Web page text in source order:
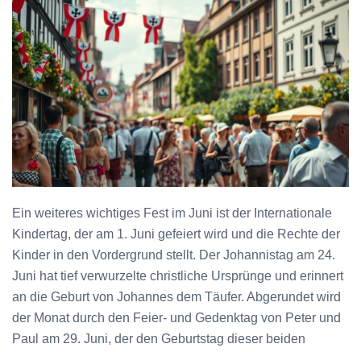
Ein weiteres wichtiges Fest im Juni ist der Internationale
Kindertag, der am 1. Juni gefeiert wird und die Rechte der
Kinder in den Vordergrund stellt. Der Johannistag am 24.
Juni hat tief verwurzelte christliche Ursprünge und erinnert
an die Geburt von Johannes dem Täufer. Abgerundet wird
der Monat durch den Feier- und Gedenktag von Peter und
Paul am 29. Juni, der den Geburtstag dieser beiden